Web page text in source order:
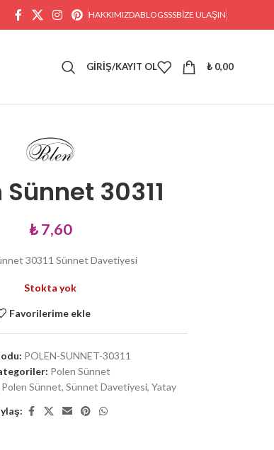
HAKKIMIZDABLOGSSSBIZE ULAŞIN
GIRIŞ/KAYIT OL ₺0,00
Sünnet 30311
₺7,60
30311 Sünnet Davetiyesi
Stokta yok
Favorilerime ekle
POLEN-SUNNET-30311
Polen Sünnet
Polen Sünnet, Sünnet Davetiyesi, Yatay